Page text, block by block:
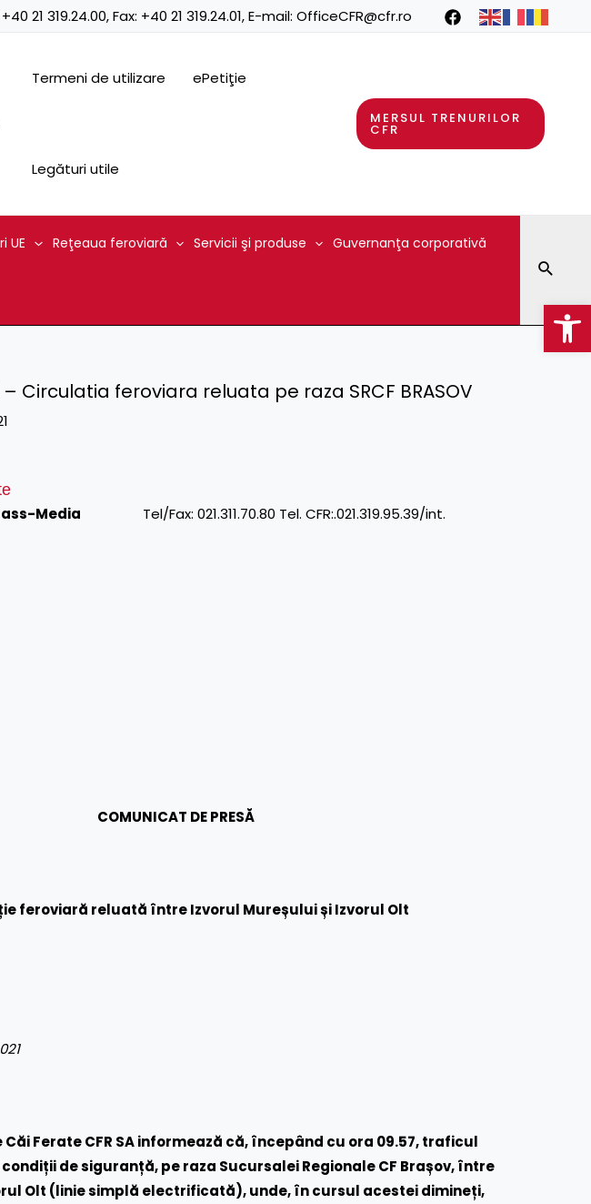
+40 21 319.24.00, Fax: +40 21 319.24.01, E-mail: OfficeCFR@cfr.ro
Termeni de utilizare ePetiţie
Legături utile
MERSUL TRENURILOR
CFR
UE Reţeaua feroviară Servicii şi produse Guvernanţa corporativă
Circulatia feroviara reluata pe raza SRCF BRASOV
Media Tel/Fax: 021.311.70.80 Tel. CFR:.021.319.95.39/int.
COMUNICAT DE PRESĂ
feroviară reluată între Izvorul Mureșului și Izvorul Olt
Ferate CFR SA informează că, începând cu ora 09.57, traficul
de siguranță, pe raza Sucursalei Regionale CF Brașov, între
Olt (linie simplă electrificată), unde, în cursul acestei dimineți,